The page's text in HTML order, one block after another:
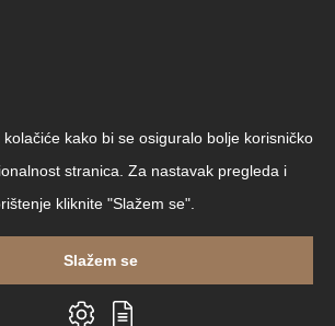
Čitaj Knjigu
kako bi se osiguralo bolje korisničko
stranica. Za nastavak pregleda i
kliknite "Slažem se".
Slažem se